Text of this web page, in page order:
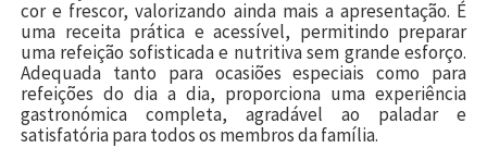
cor e frescor, valorizando ainda mais a apresentação. É
uma receita prática e acessível, permitindo preparar
uma refeição sofisticada e nutritiva sem grande esforço.
Adequada tanto para ocasiões especiais como para
refeições do dia a dia, proporciona uma experiência
gastronómica completa, agradável ao paladar e
satisfatória para todos os membros da família.